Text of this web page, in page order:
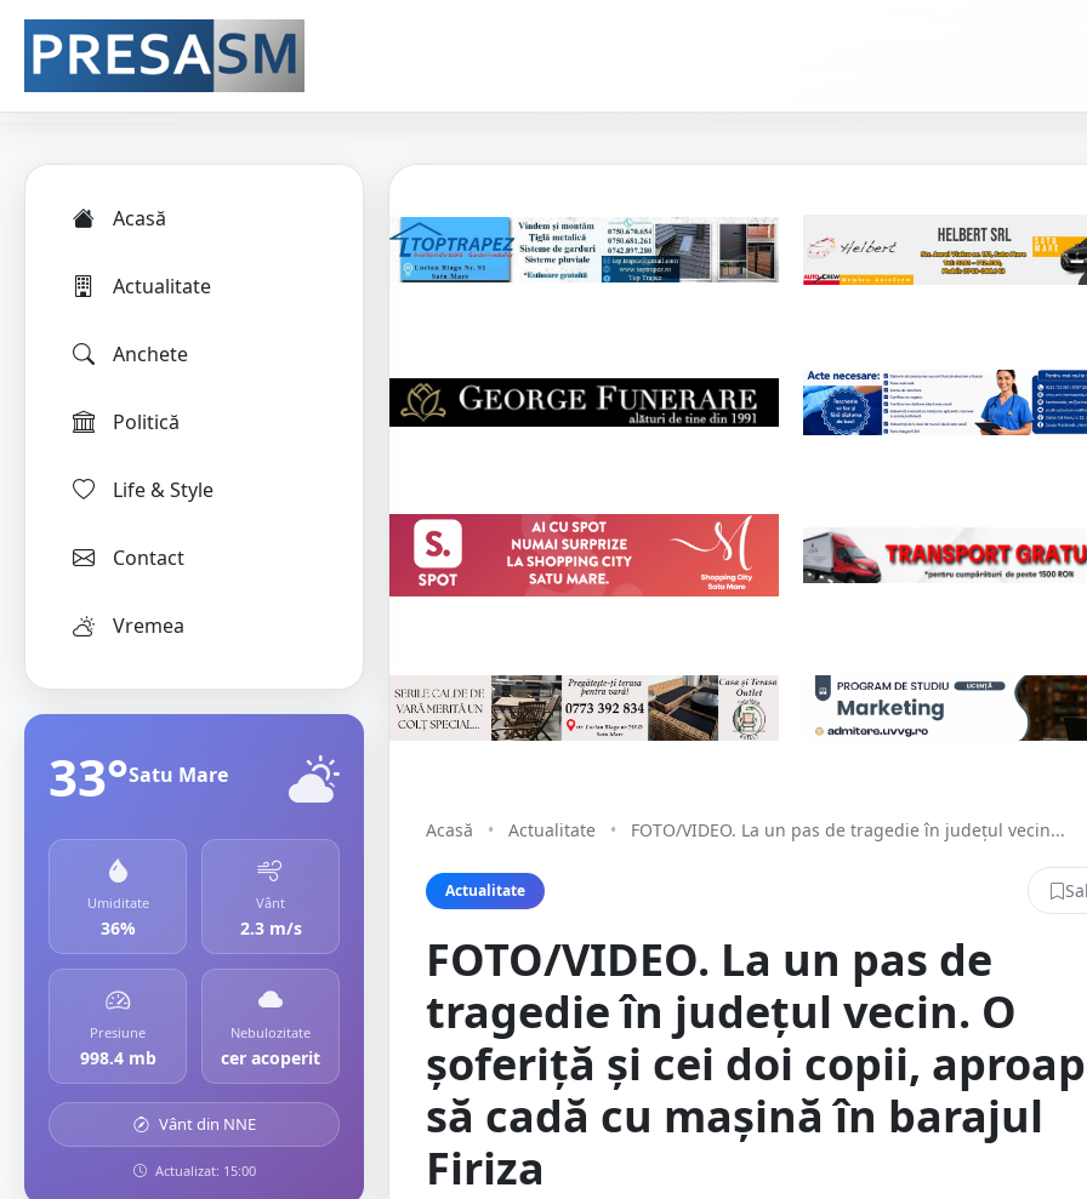
Acasă
Actualitate
Anchete
Politică
Life & Style
Contact
Vremea
33°Satu Mare
Umiditate
36%
Vânt
2.3 m/s
Presiune
998.4 mb
Nebulozitate
cer acoperit
Vânt din NNE
Actualizat: 15:00
Acasă • Actualitate • FOTO/VIDEO. La un pas de tragedie în județul vecin...
Actualitate
FOTO/VIDEO. La un pas de
tragedie în județul vecin. O
șoferiță și cei doi copii,
să cadă cu mașină în barajul
Firiza